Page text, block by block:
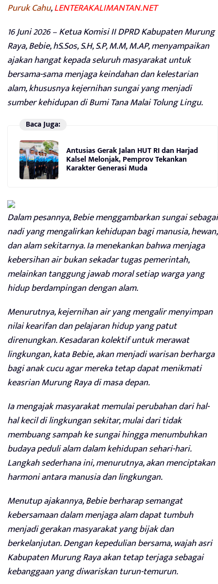
Puruk Cahu,LENTERAKALIMANTAN.NET
16 Juni 2026 – Ketua Komisi II DPRD Kabupaten Murung
Raya, Bebie, hS.Sos, S.H, S.P, M.M, M.AP, menyampaikan
ajakan hangat kepada seluruh masyarakat untuk
bersama-sama menjaga keindahan dan kelestarian
alam, khususnya kejernihan sungai yang menjadi
sumber kehidupan di Bumi Tana Malai Tolung Lingu.
Baca Juga:
Antusias Gerak Jalan HUT RI dan Harjad
Kalsel Melonjak, Pemprov Tekankan
Karakter Generasi Muda
Dalam pesannya, Bebie menggambarkan sungai sebagai
nadi yang mengalirkan kehidupan bagi manusia, hewan,
dan alam sekitarnya. Ia menekankan bahwa menjaga
kebersihan air bukan sekadar tugas pemerintah,
melainkan tanggung jawab moral setiap warga yang
hidup berdampingan dengan alam.
Menurutnya, kejernihan air yang mengalir menyimpan
nilai kearifan dan pelajaran hidup yang patut
direnungkan. Kesadaran kolektif untuk merawat
lingkungan, kata Bebie, akan menjadi warisan berharga
bagi anak cucu agar mereka tetap dapat menikmati
keasrian Murung Raya di masa depan.
Ia mengajak masyarakat memulai perubahan dari hal-
hal kecil di lingkungan sekitar, mulai dari tidak
membuang sampah ke sungai hingga menumbuhkan
budaya peduli alam dalam kehidupan sehari-hari.
Langkah sederhana ini, menurutnya, akan menciptakan
harmoni antara manusia dan lingkungan.
Menutup ajakannya, Bebie berharap semangat
kebersamaan dalam menjaga alam dapat tumbuh
menjadi gerakan masyarakat yang bijak dan
berkelanjutan. Dengan kepedulian bersama, wajah asri
Kabupaten Murung Raya akan tetap terjaga sebagai
kebanggaan yang diwariskan turun-temurun.